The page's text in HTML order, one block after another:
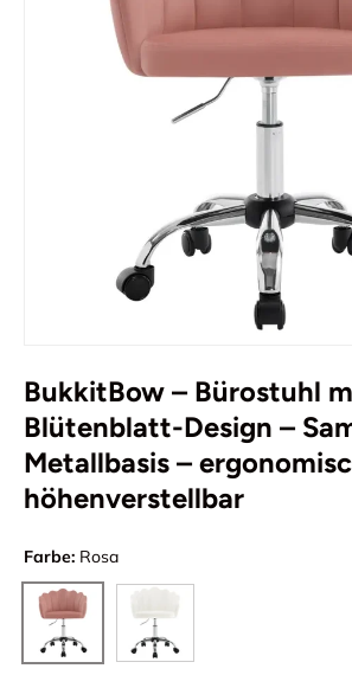
BukkitBow – Bürostuhl
Blütenblatt-Design –
Metallbasis –
höhenverstellbar
Farbe: Rosa
Rosa Cremeweiß